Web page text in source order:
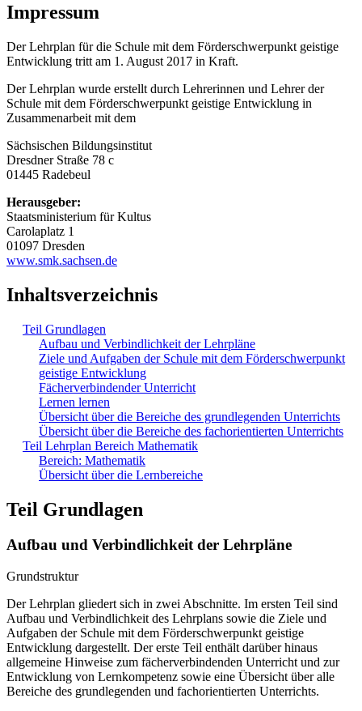
Impressum
Der Lehrplan für die Schule mit dem Förderschwerpunkt geistige
Entwicklung tritt am 1. August 2017 in Kraft.
Der Lehrplan wurde erstellt durch Lehrerinnen und Lehrer der
Schule mit dem Förderschwerpunkt geistige Entwicklung in
Zusammenarbeit mit dem
Sächsischen Bildungsinstitut
Dresdner Straße 78 c
01445 Radebeul
Herausgeber:
Staatsministerium für Kultus
Carolaplatz 1
01097 Dresden
www.smk.sachsen.de
Inhaltsverzeichnis
Teil Grundlagen
Aufbau und Verbindlichkeit der Lehrpläne
Ziele und Aufgaben der Schule mit dem Förderschwerpunkt
geistige Entwicklung
Fächerverbindender Unterricht
Lernen lernen
Übersicht über die Bereiche des grundlegenden Unterrichts
Übersicht über die Bereiche des fachorientierten Unterrichts
Teil Lehrplan Bereich Mathematik
Bereich: Mathematik
Übersicht über die Lernbereiche
Teil Grundlagen
Aufbau und Verbindlichkeit der Lehrpläne
Grundstruktur
Der Lehrplan gliedert sich in zwei Abschnitte. Im ersten Teil sind
Aufbau und Verbindlichkeit des Lehrplans sowie die Ziele und
Aufgaben der Schule mit dem Förderschwerpunkt geistige
Entwicklung dargestellt. Der erste Teil enthält darüber hinaus
allgemeine Hinweise zum fächerverbindenden Unterricht und zur
Entwicklung von Lernkompetenz sowie eine Übersicht über alle
Bereiche des grundlegenden und fachorientierten Unterrichts.